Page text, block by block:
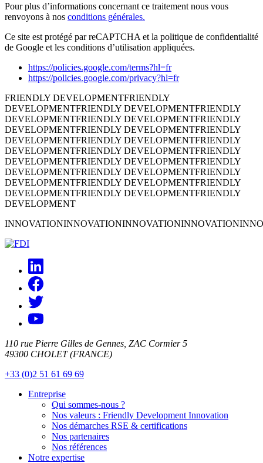
Pour plus d’informations concernant ce traitement nous vous
renvoyons à nos conditions générales.
Ce site est protégé par reCAPTCHA et la politique de confidentialité
de Google et les conditions d’utilisation appliquées.
https://policies.google.com/terms?hl=fr
https://policies.google.com/privacy?hl=fr
FRIENDLY DEVELOPMENTFRIENDLY
DEVELOPMENTFRIENDLY DEVELOPMENTFRIENDLY
DEVELOPMENTFRIENDLY DEVELOPMENTFRIENDLY
DEVELOPMENTFRIENDLY DEVELOPMENTFRIENDLY
DEVELOPMENTFRIENDLY DEVELOPMENTFRIENDLY
DEVELOPMENTFRIENDLY DEVELOPMENTFRIENDLY
DEVELOPMENTFRIENDLY DEVELOPMENTFRIENDLY
DEVELOPMENTFRIENDLY DEVELOPMENTFRIENDLY
DEVELOPMENTFRIENDLY DEVELOPMENTFRIENDLY
DEVELOPMENTFRIENDLY DEVELOPMENTFRIENDLY
DEVELOPMENT
INNOVATIONINNOVATIONINNOVATIONINNOVATION
110 rue Pierre Gilles de Gennes, ZAC Cormier 5
49300 CHOLET (FRANCE)
+33 (0)2 51 61 69 69
Entreprise
Qui sommes-nous ?
Nos valeurs : Friendly Development Innovation
Nos démarches RSE & certifications
Nos partenaires
Nos références
Notre expertise